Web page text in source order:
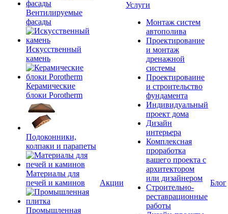
Вентилируемые
фасады
Искусственный
камень
Керамические
блоки Porotherm
Подоконники,
колпаки и парапеты
Материалы для
печей и каминов
Промышленная
Акции
Услуги
Монтаж систем
автополива
Проектирование
и монтаж
дренажной
системы
Проектироваине
и строительство
фундамента
Индивидуальный
проект дома
Дизайн
интерьера
Комплексная
проработка
вашего проекта с
архитектором
или дизайнером
Строительно-
реставрационные
работы
Блог